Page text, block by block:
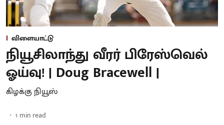
விளையாட்டு
நியூசிலாந்து வீரர் பிரேஸ்வெல்
ஓய்வு! | Doug Bracewell |
கிழக்கு நியூஸ்
1 min read